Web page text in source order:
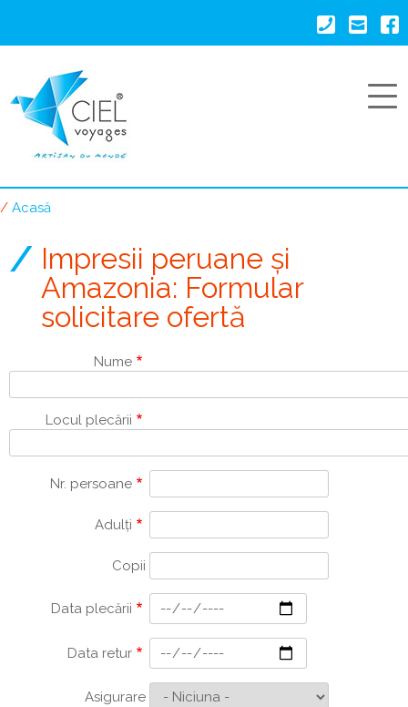
conţinutul
Acasă
Impresii peruane și
Amazonia: Formular
solicitare ofertă
Nume
Locul plecării
Nr. persoane
Adulți
Copii
Data plecării
Data retur
Asigurare